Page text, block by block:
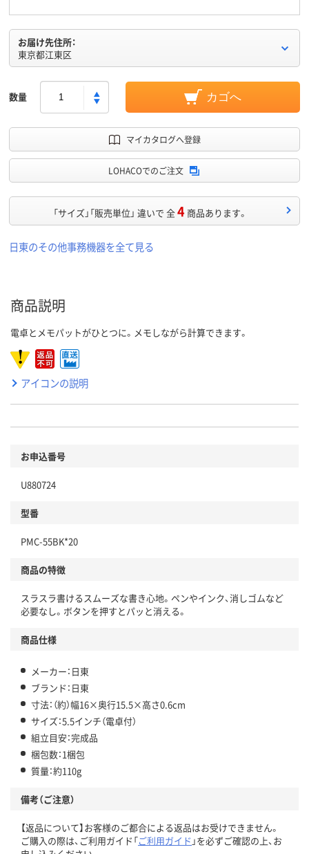
お届け先住所：
東京都江東区
数量 カゴへ
マイカタログへ登録
LOHACOでのご注文
「サイズ」「販売単位」 違いで 全4 商品あります。
日東のその他事務機器を全て見る
商品説明
電卓とメモパットがひとつに。メモしながら計算できます。
アイコンの説明
お申込番号
U880724
型番
PMC-55BK*20
商品の特徴
スラスラ書けるスムーズな書き心地。ペンやインク、消しゴムなど
必要なし。ボタンを押すとパッと消える。
商品仕様
メーカー：日東
ブランド：日東
寸法：（約）幅16×奥行15.5×高さ0.6cm
サイズ：5.5インチ（電卓付）
組立目安：完成品
梱包数：1梱包
質量：約110g
備考（ご注意）
【返品について】お客様のご都合による返品はお受けできません。
ご購入の際は、ご利用ガイド「ご利用ガイド 」を必ずご確認の上、お